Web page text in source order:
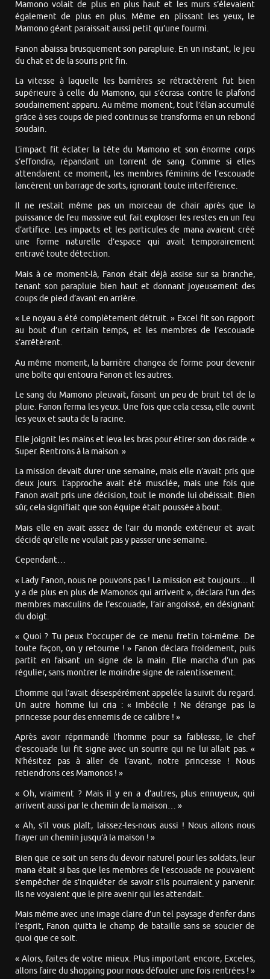
Mamono volait de plus en plus haut et les murs s’élevaient
également de plus en plus. Même en plissant les yeux, le
Mamono géant paraissait aussi petit qu’une fourmi.
Fanon abaissa brusquement son parapluie. En un instant, le jeu
du chat et de la souris prit fin.
La vitesse à laquelle les barrières se rétractèrent fut bien
supérieure à celle du Mamono, qui s’écrasa contre le plafond
soudainement apparu. Au même moment, tout l’élan accumulé
grâce à ses coups de pied continus se transforma en un rebond
soudain.
L’impact fit éclater la tête du Mamono et son énorme corps
s’effondra, répandant un torrent de sang. Comme si elles
attendaient ce moment, les membres féminins de l’escouade
lancèrent un barrage de sorts, ignorant toute interférence.
Il ne restait même pas un morceau de chair après que la
puissance de feu massive eut fait exploser les restes en un feu
d’artifice. Les impacts et les particules de mana avaient créé
une forme naturelle d’espace qui avait temporairement
entravé toute détection.
Mais à ce moment-là, Fanon était déjà assise sur sa branche,
tenant son parapluie bien haut et donnant joyeusement des
coups de pied d’avant en arrière.
« Le noyau a été complètement détruit. » Excel fit son rapport
au bout d’un certain temps, et les membres de l’escouade
s’arrêtèrent.
Au même moment, la barrière changea de forme pour devenir
une boîte qui entoura Fanon et les autres.
Le sang du Mamono pleuvait, faisant un peu de bruit tel de la
pluie. Fanon ferma les yeux. Une fois que cela cessa, elle ouvrit
les yeux et sauta de la racine.
Elle joignit les mains et leva les bras pour étirer son dos raide. «
Super. Rentrons à la maison. »
La mission devait durer une semaine, mais elle n’avait pris que
deux jours. L’approche avait été musclée, mais une fois que
Fanon avait pris une décision, tout le monde lui obéissait. Bien
sûr, cela signifiait que son équipe était poussée à bout.
Mais elle en avait assez de l’air du monde extérieur et avait
décidé qu’elle ne voulait pas y passer une semaine.
Cependant…
« Lady Fanon, nous ne pouvons pas ! La mission est toujours… Il
y a de plus en plus de Mamonos qui arrivent », déclara l’un des
membres masculins de l’escouade, l’air angoissé, en désignant
du doigt.
« Quoi ? Tu peux t’occuper de ce menu fretin toi-même. De
toute façon, on y retourne ! » Fanon déclara froidement, puis
partit en faisant un signe de la main. Elle marcha d’un pas
régulier, sans montrer le moindre signe de ralentissement.
L’homme qui l’avait désespérément appelée la suivit du regard.
Un autre homme lui cria : « Imbécile ! Ne dérange pas la
princesse pour des ennemis de ce calibre ! »
Après avoir réprimandé l’homme pour sa faiblesse, le chef
d’escouade lui fit signe avec un sourire qui ne lui allait pas. «
N’hésitez pas à aller de l’avant, notre princesse ! Nous
retiendrons ces Mamonos ! »
« Oh, vraiment ? Mais il y en a d’autres, plus ennuyeux, qui
arrivent aussi par le chemin de la maison… »
« Ah, s’il vous plaît, laissez-les-nous aussi ! Nous allons nous
frayer un chemin jusqu’à la maison ! »
Bien que ce soit un sens du devoir naturel pour les soldats, leur
mana était si bas que les membres de l’escouade ne pouvaient
s’empêcher de s’inquiéter de savoir s’ils pourraient y parvenir.
Ils ne voyaient que le pire avenir qui les attendait.
Mais même avec une image claire d’un tel paysage d’enfer dans
l’esprit, Fanon quitta le champ de bataille sans se soucier de
quoi que ce soit.
« Alors, faites de votre mieux. Plus important encore, Exceles,
allons faire du shopping pour nous défouler une fois rentrées ! »